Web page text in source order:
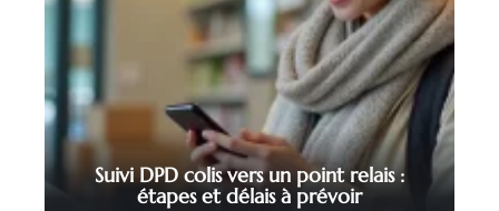
Suivi DPD colis vers un point relais :
étapes et délais à prévoir